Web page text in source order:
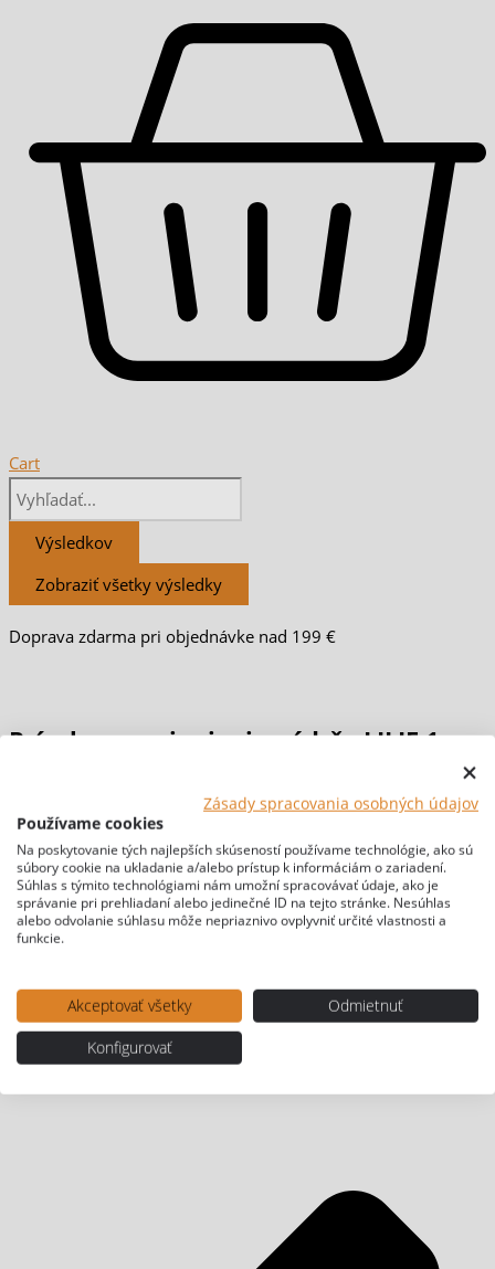
Cart
Výsledkov
Zobraziť všetky výsledky
Doprava zdarma pri objednávke nad 199 €
Príruba na pripojenie nádrže LILIE 1
Domov/VODA/ Odtokové systémy/ Príruba na pripojenie nádrže LILIE
1 1/2″
[br-wapl-all]
Príruba
1
1/2"
Zásady spracovania osobných údajov
Používame cookies
Na poskytovanie tých najlepších skúseností používame technológie, ako sú
súbory cookie na ukladanie a/alebo prístup k informáciám o zariadení.
Súhlas s týmito technológiami nám umožní spracovávať údaje, ako je
správanie pri prehliadaní alebo jedinečné ID na tejto stránke. Nesúhlas
alebo odvolanie súhlasu môže nepriaznivo ovplyvniť určité vlastnosti a
funkcie.
Akceptovať všetky
Odmietnuť
Konfigurovať